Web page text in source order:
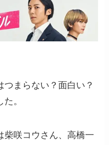
つまらない？面白い？
。
柴咲コウさん、高橋一